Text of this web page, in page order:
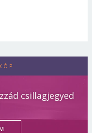
csillagjegyed